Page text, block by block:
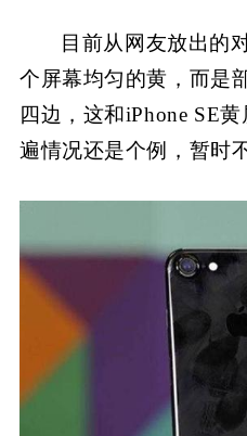
目前从网友放出的
个屏幕均匀的黄，而是
四边，这和iPhone SE
遍情况还是个例，暂时